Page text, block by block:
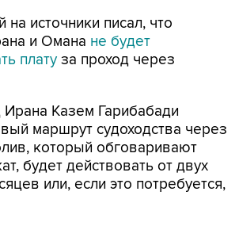
на источники писал, что
и Омана не будет
плату за проход через
Казем Гарибабади
маршрут судоходства через
который обговаривают
будет действовать от двух
или, если это потребуется,